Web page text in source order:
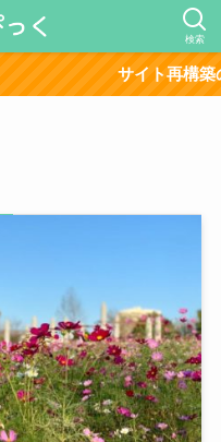
検索
サイト再構築の影響で